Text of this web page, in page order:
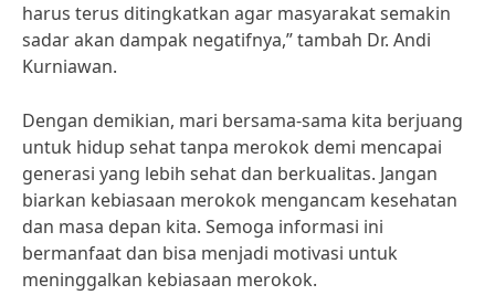
harus terus ditingkatkan agar masyarakat semakin
sadar akan dampak negatifnya,” tambah Dr. Andi
Kurniawan.
Dengan demikian, mari bersama-sama kita berjuang
untuk hidup sehat tanpa merokok demi mencapai
generasi yang lebih sehat dan berkualitas. Jangan
biarkan kebiasaan merokok mengancam kesehatan
dan masa depan kita. Semoga informasi ini
bermanfaat dan bisa menjadi motivasi untuk
meninggalkan kebiasaan merokok.